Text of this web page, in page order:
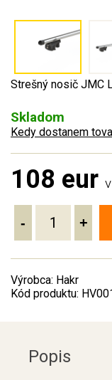
Strešný nosič JMC
Skladom
Kedy dostanem
108 eur
- +
Výrobca: Hakr
Kód produktu:
Popis